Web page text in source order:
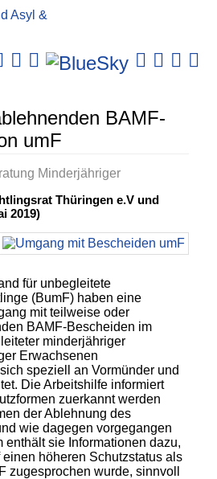
BAMF-
umF
Minderjähriger
Thüringen e.V und
2019)
für unbegleitete
(BumF) haben eine
mit teilweise oder
BAMF-Bescheiden im
minderjähriger
Erwachsenen
speziell an Vormünder und
Die Arbeitshilfe informiert
zuerkannt werden
der Ablehnung des
wie dagegen vorgegangen
enthält sie Informationen dazu,
höheren Schutzstatus als
zugesprochen wurde, sinnvoll